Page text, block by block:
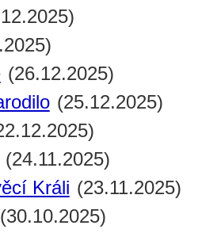
(26.12.2025)
(25.12.2025)
(24.11.2025)
Králi (23.11.2025)
(30.10.2025)